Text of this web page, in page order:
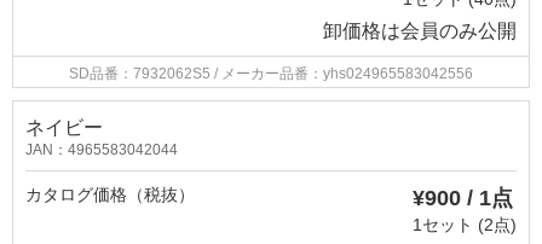
卸価格は会員のみ公開
SD品番：7932062S5 / メーカー品番：yhs024965583042556
ネイビー
JAN：4965583042044
カタログ価格（税抜） ¥900 / 1点
1セット (2点)